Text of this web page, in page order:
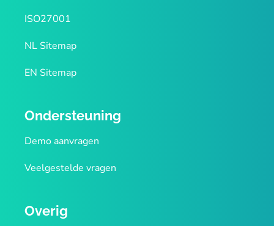
ISO27001
NL Sitemap
EN Sitemap
Ondersteuning
Demo aanvragen
Veelgestelde vragen
Overig